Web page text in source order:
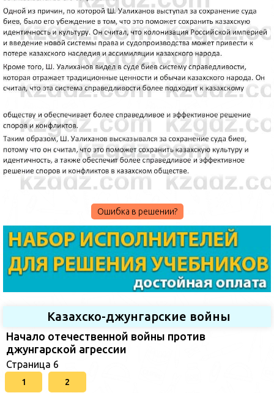
Ошибка в решении?
Казахско-джунгарские войны
Начало отечественной войны против
джунгарской агрессии
Страница 6
1 2